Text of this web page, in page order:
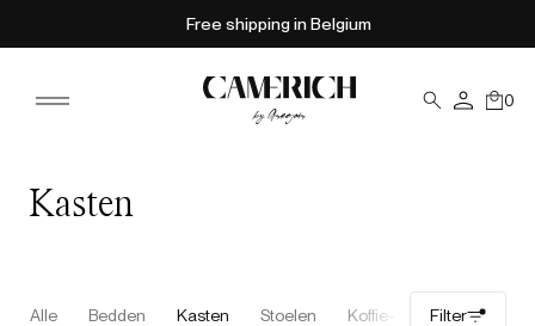
Free shipping in Belgium
0
Kasten
Alle Bedden Kasten Stoelen Koffie- en bijzettafels
Filter